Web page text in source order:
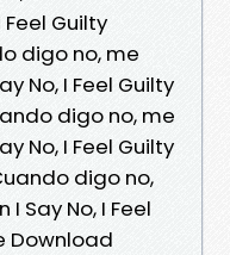
Guilty
digo no, me
No, I Feel Guilty
digo no, me
No, I Feel Guilty
digo no,
Say No, I Feel
Download